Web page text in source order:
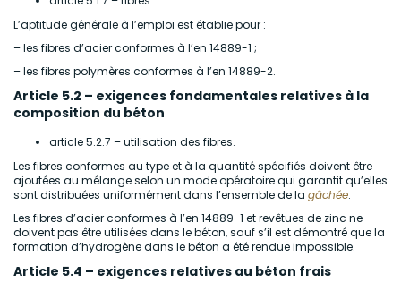
L’aptitude générale à l’emploi est établie pour :
– les fibres d’acier conformes à l’en 14889-1 ;
– les fibres polymères conformes à l’en 14889-2.
Article 5.2 – exigences fondamentales relatives à la
composition du béton
article 5.2.7 – utilisation des fibres.
Les fibres conformes au type et à la quantité spécifiés doivent être
ajoutées au mélange selon un mode opératoire qui garantit qu’elles
sont distribuées uniformément dans l’ensemble de la gâchée.
Les fibres d’acier conformes à l’en 14889-1 et revêtues de zinc ne
doivent pas être utilisées dans le béton, sauf s’il est démontré que la
formation d’hydrogène dans le béton a été rendue impossible.
Article 5.4 – exigences relatives au béton frais